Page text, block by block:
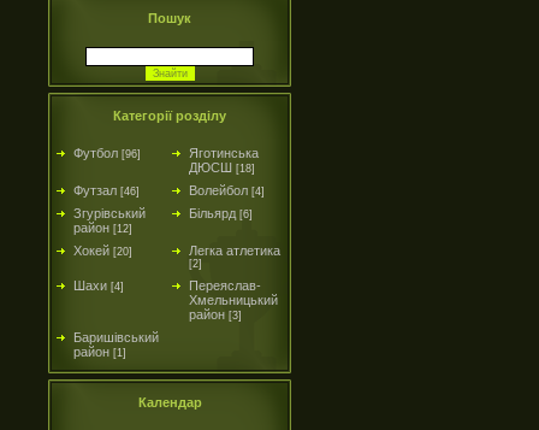
Пошук
Категорії розділу
Футбол [96]
Яготинська
ДЮСШ [18]
Футзал [46] Волейбол [4]
Згурівський
район [12]
Більярд [6]
Хокей [20] Легка атлетика
[2]
Шахи [4]
Переяслав-
Хмельницький
район [3]
Баришівський
район [1]
Календар